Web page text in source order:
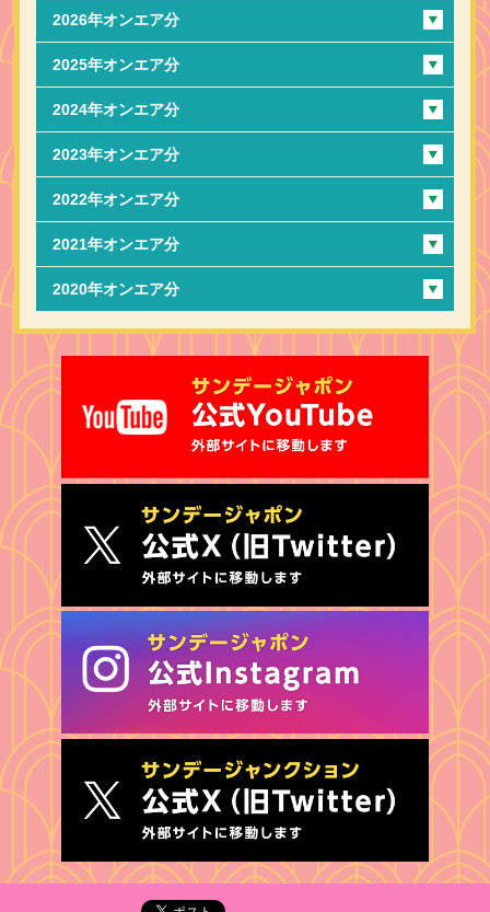
2026年オンエア分
2025年オンエア分
2024年オンエア分
2023年オンエア分
2022年オンエア分
2021年オンエア分
2020年オンエア分